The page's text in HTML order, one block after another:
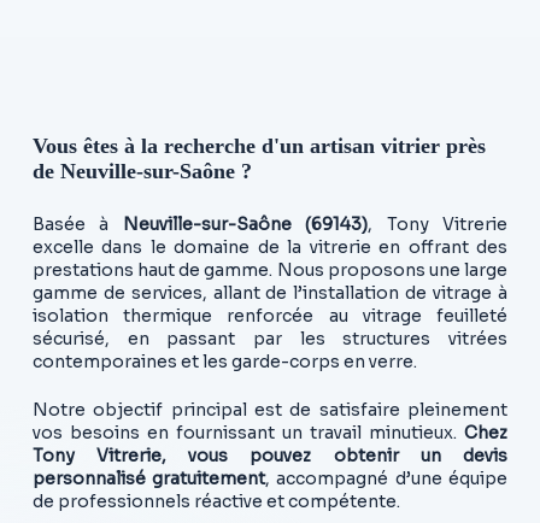
Vous êtes à la recherche d'un artisan vitrier près
de Neuville-sur-Saône ?
Basée à Neuville-sur-Saône (69143), Tony Vitrerie
excelle dans le domaine de la vitrerie en offrant des
prestations haut de gamme. Nous proposons une large
gamme de services, allant de l’installation de vitrage à
isolation thermique renforcée au vitrage feuilleté
sécurisé, en passant par les structures vitrées
contemporaines et les garde-corps en verre.
Notre objectif principal est de satisfaire pleinement
vos besoins en fournissant un travail minutieux.Chez
Tony Vitrerie, vous pouvez obtenir un devis
personnalisé gratuitement, accompagné d’une équipe
de professionnels réactive et compétente.